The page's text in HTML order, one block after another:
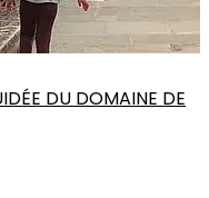
DU DOMAINE DE